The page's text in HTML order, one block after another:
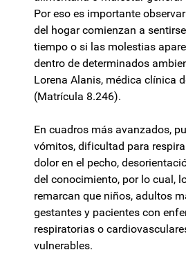
Por eso es importante
del hogar comienzan a
tiempo o si las molestias
dentro de determinados
Lorena Alanis, médica clínica
(Matrícula 8.246).
En cuadros más avanzados,
vómitos, dificultad para
dolor en el pecho,
del conocimiento, por lo cual,
remarcan que niños, adultos
gestantes y pacientes con
respiratorias o
vulnerables.